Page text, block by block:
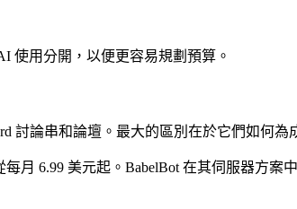
使用分開，以便更容易規劃預算。
討論串和論壇。最大的區別在於它們如何為
月 6.99 美元起。BabelBot 在其伺服器方案